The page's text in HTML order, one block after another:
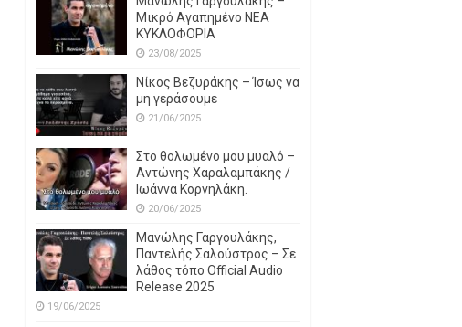
Μικρό Αγαπημένο NEΑ
ΚΥΚΛΟΦΟΡΙΑ
23/08/2025
Νίκος Βεζυράκης – Ίσως να
μη γεράσουμε
21/06/2025
Στο θολωμένο μου μυαλό –
Αντώνης Χαραλαμπάκης /
Ιωάννα Κορνηλάκη.
20/06/2025
Μανώλης Γαργουλάκης,
Παντελής Σαλούστρος – Σε
λάθος τόπο Official Audio
Release 2025
19/06/2025